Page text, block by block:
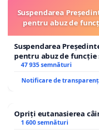
Suspendarea
pentru abuz de
Suspendarea
pentru abuz de
47 935 semnături
Notificare de
Opriți eutanasierea
1 600 semnături